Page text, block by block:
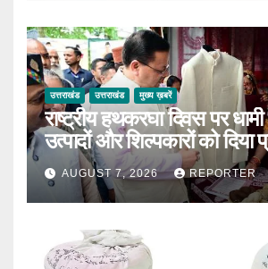
उत्तराखंड उत्तराखंड मुख्य ख़बरें
राष्ट्रीय हथकरघा दिवस पर
उत्पादों और शिल्पकारों को दिया
AUGUST 7, 2026 REPORTER